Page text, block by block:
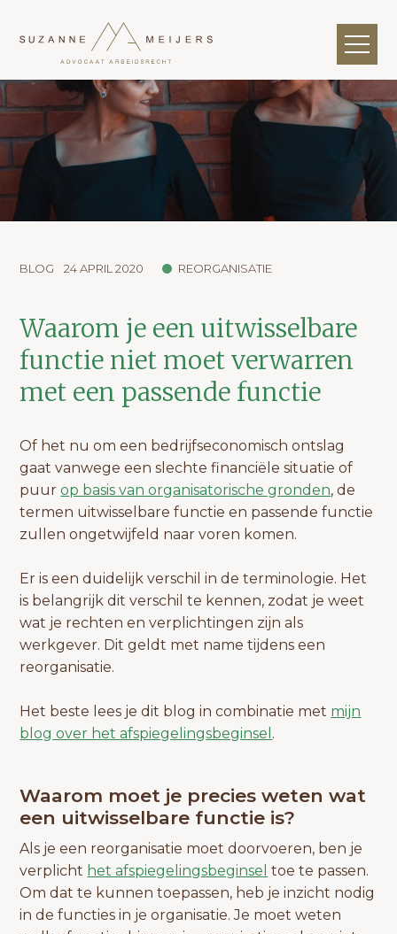
BLOG 24 APRIL 2020 REORGANISATIE
Waarom je een uitwisselbare
functie niet moet verwarren
met een passende functie
Of het nu om een bedrijfseconomisch ontslag
gaat vanwege een slechte financiële situatie of
puurop basis van organisatorische gronden, de
termen uitwisselbare functie en passende functie
zullen ongetwijfeld naar voren komen.
Er is een duidelijk verschil in de terminologie. Het
is belangrijk dit verschil te kennen, zodat je weet
wat je rechten en verplichtingen zijn als
werkgever. Dit geldt met name tijdens een
reorganisatie.
Het beste lees je dit blog in combinatie met mijn
blog over het afspiegelingsbeginsel .
Waarom moet je precies weten wat
een uitwisselbare functie is?
Als je een reorganisatie moet doorvoeren, ben je
verplicht het afspiegelingsbeginsel toe te passen.
Om dat te kunnen toepassen, heb je inzicht nodig
in de functies in je organisatie. Je moet weten